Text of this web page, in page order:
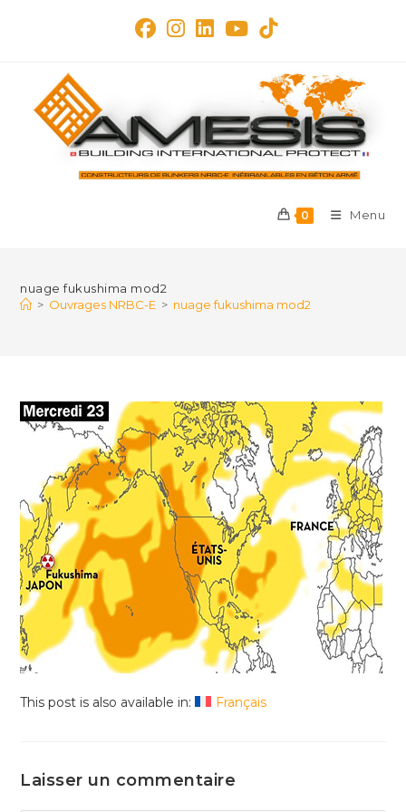
0 Menu
nuage fukushima mod2
> Ouvrages NRBC-E > nuage fukushima mod2
This post is also available in: Français
Laisser un commentaire